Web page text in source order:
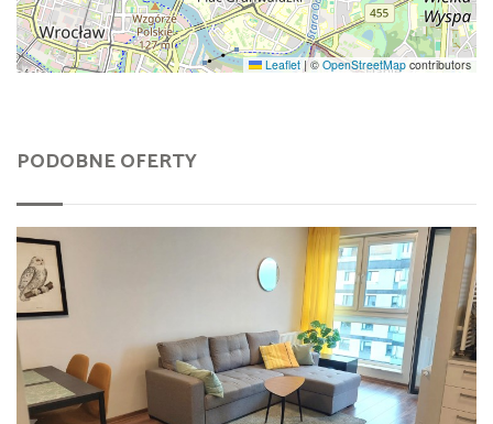
Leaflet |© OpenStreetMap contributors
PODOBNE OFERTY